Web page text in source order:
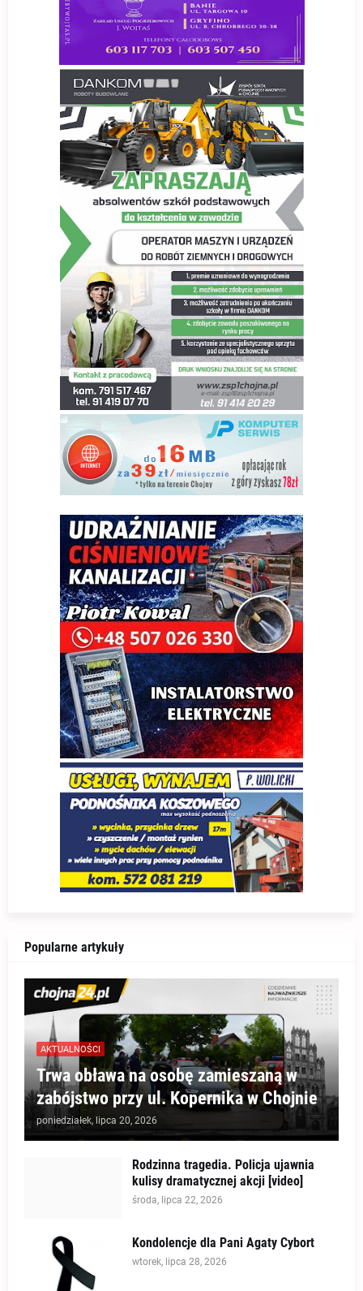
Popularne artykuły
AKTUALNOŚCI
Trwa obława na osobę zamieszaną w
zabójstwo przy ul. Kopernika w Chojnie
poniedziałek, lipca 20, 2026
Rodzinna tragedia. Policja ujawnia
kulisy dramatycznej akcji [video]
środa, lipca 22, 2026
Kondolencje dla Pani Agaty Cybort
wtorek, lipca 28, 2026